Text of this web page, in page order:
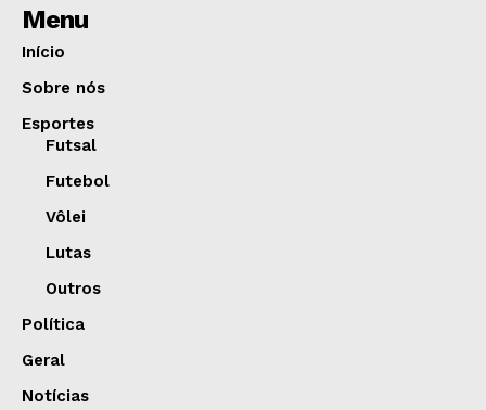
Menu
Início
Sobre nós
Esportes
Futsal
Futebol
Vôlei
Lutas
Outros
Política
Geral
Notícias